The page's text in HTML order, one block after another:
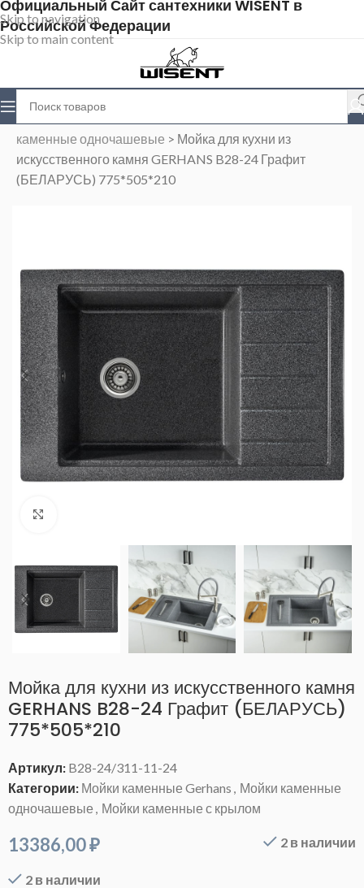
Skip to navigation
Skip to main content
Официальный Сайт сантехники WISENT в
Российской Федерации
Магазин
каменные одночашевые > Мойка для кухни из
искусственного камня GERHANS B28-24 Графит
(БЕЛАРУСЬ) 775*505*210
Мойка для кухни из искусственного камня
GERHANS B28-24 Графит (БЕЛАРУСЬ)
775*505*210
Артикул: B28-24/311-11-24
Категории: Мойки каменные Gerhans , Мойки каменные
одночашевые , Мойки каменные с крылом
13386,00₽ 2 в наличии
2 в наличии